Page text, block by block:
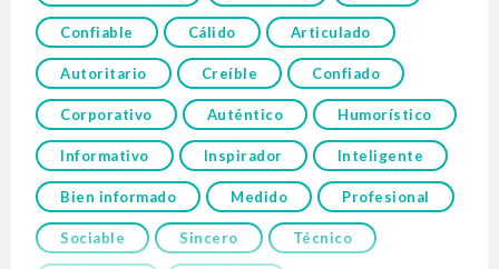
Confiable Cálido Articulado
Autoritario Creíble Confiado
Corporativo Auténtico Humorístico
Informativo Inspirador Inteligente
Bien informado Medido Profesional
Sociable Sincero Técnico